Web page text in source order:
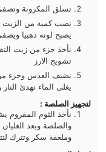
تسلق المكرونة
نصب كمية من الزيت
يصبح لونه ذهبيا
نأخذ جزء من زيت
تشويج الارز
نضيف العدس وجزء من
يغلى الماء نهدئ
لتجهيز الصلصة :
نأخذ الثوم المفروم
والصلصة وبعد
وملعقة سكر وتترك